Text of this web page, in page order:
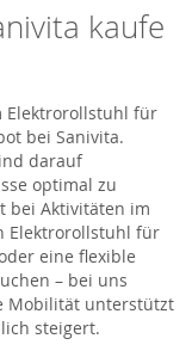
kaufe
Elektrorollstuhl für
bei Sanivita.
darauf
optimal zu
bei Aktivitäten im
Elektrorollstuhl für
eine flexible
– bei uns
Mobilität unterstützt
steigert.